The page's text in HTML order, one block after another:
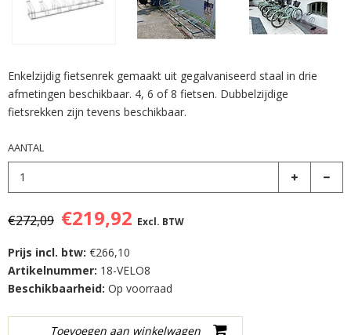
Enkelzijdig fietsenrek gemaakt uit gegalvaniseerd staal in drie
afmetingen beschikbaar. 4, 6 of 8 fietsen. Dubbelzijdige
fietsrekken zijn tevens beschikbaar.
AANTAL
€272,09 €219,92 Excl. BTW
Prijs incl. btw: €266,10
Artikelnummer: 18-VELO8
Beschikbaarheid: Op voorraad